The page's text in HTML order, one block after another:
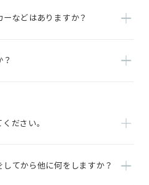
などはありますか？
ださい。
てから他に何をしますか？